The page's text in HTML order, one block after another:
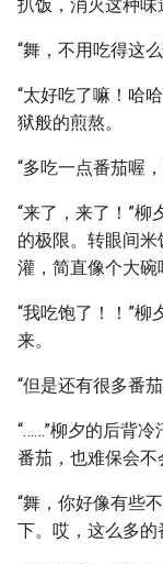
扒饭，消灭这种味
“舞，不用吃得这
“太好吃了嘛！哈
狱般的煎熬。
“多吃一点番茄喔
“来了，来了！”
的极限。转眼间
灌，简直像个大碗
“我吃饱了！！”
来。
“但是还有很多番
“……”柳夕的后背
番茄，也难保会不
“舞，你好像有些
下。哎，这么多的